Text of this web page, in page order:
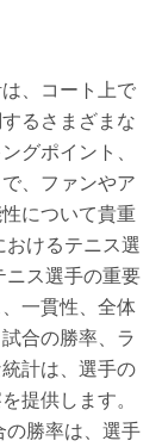
るさまざまな
グポイント、
、ファンやア
について貴重
けるテニス選
ニス選手の重要
一貫性、全体
合の勝率、ラ
計は、選手の
提供します。
の勝率は、選手